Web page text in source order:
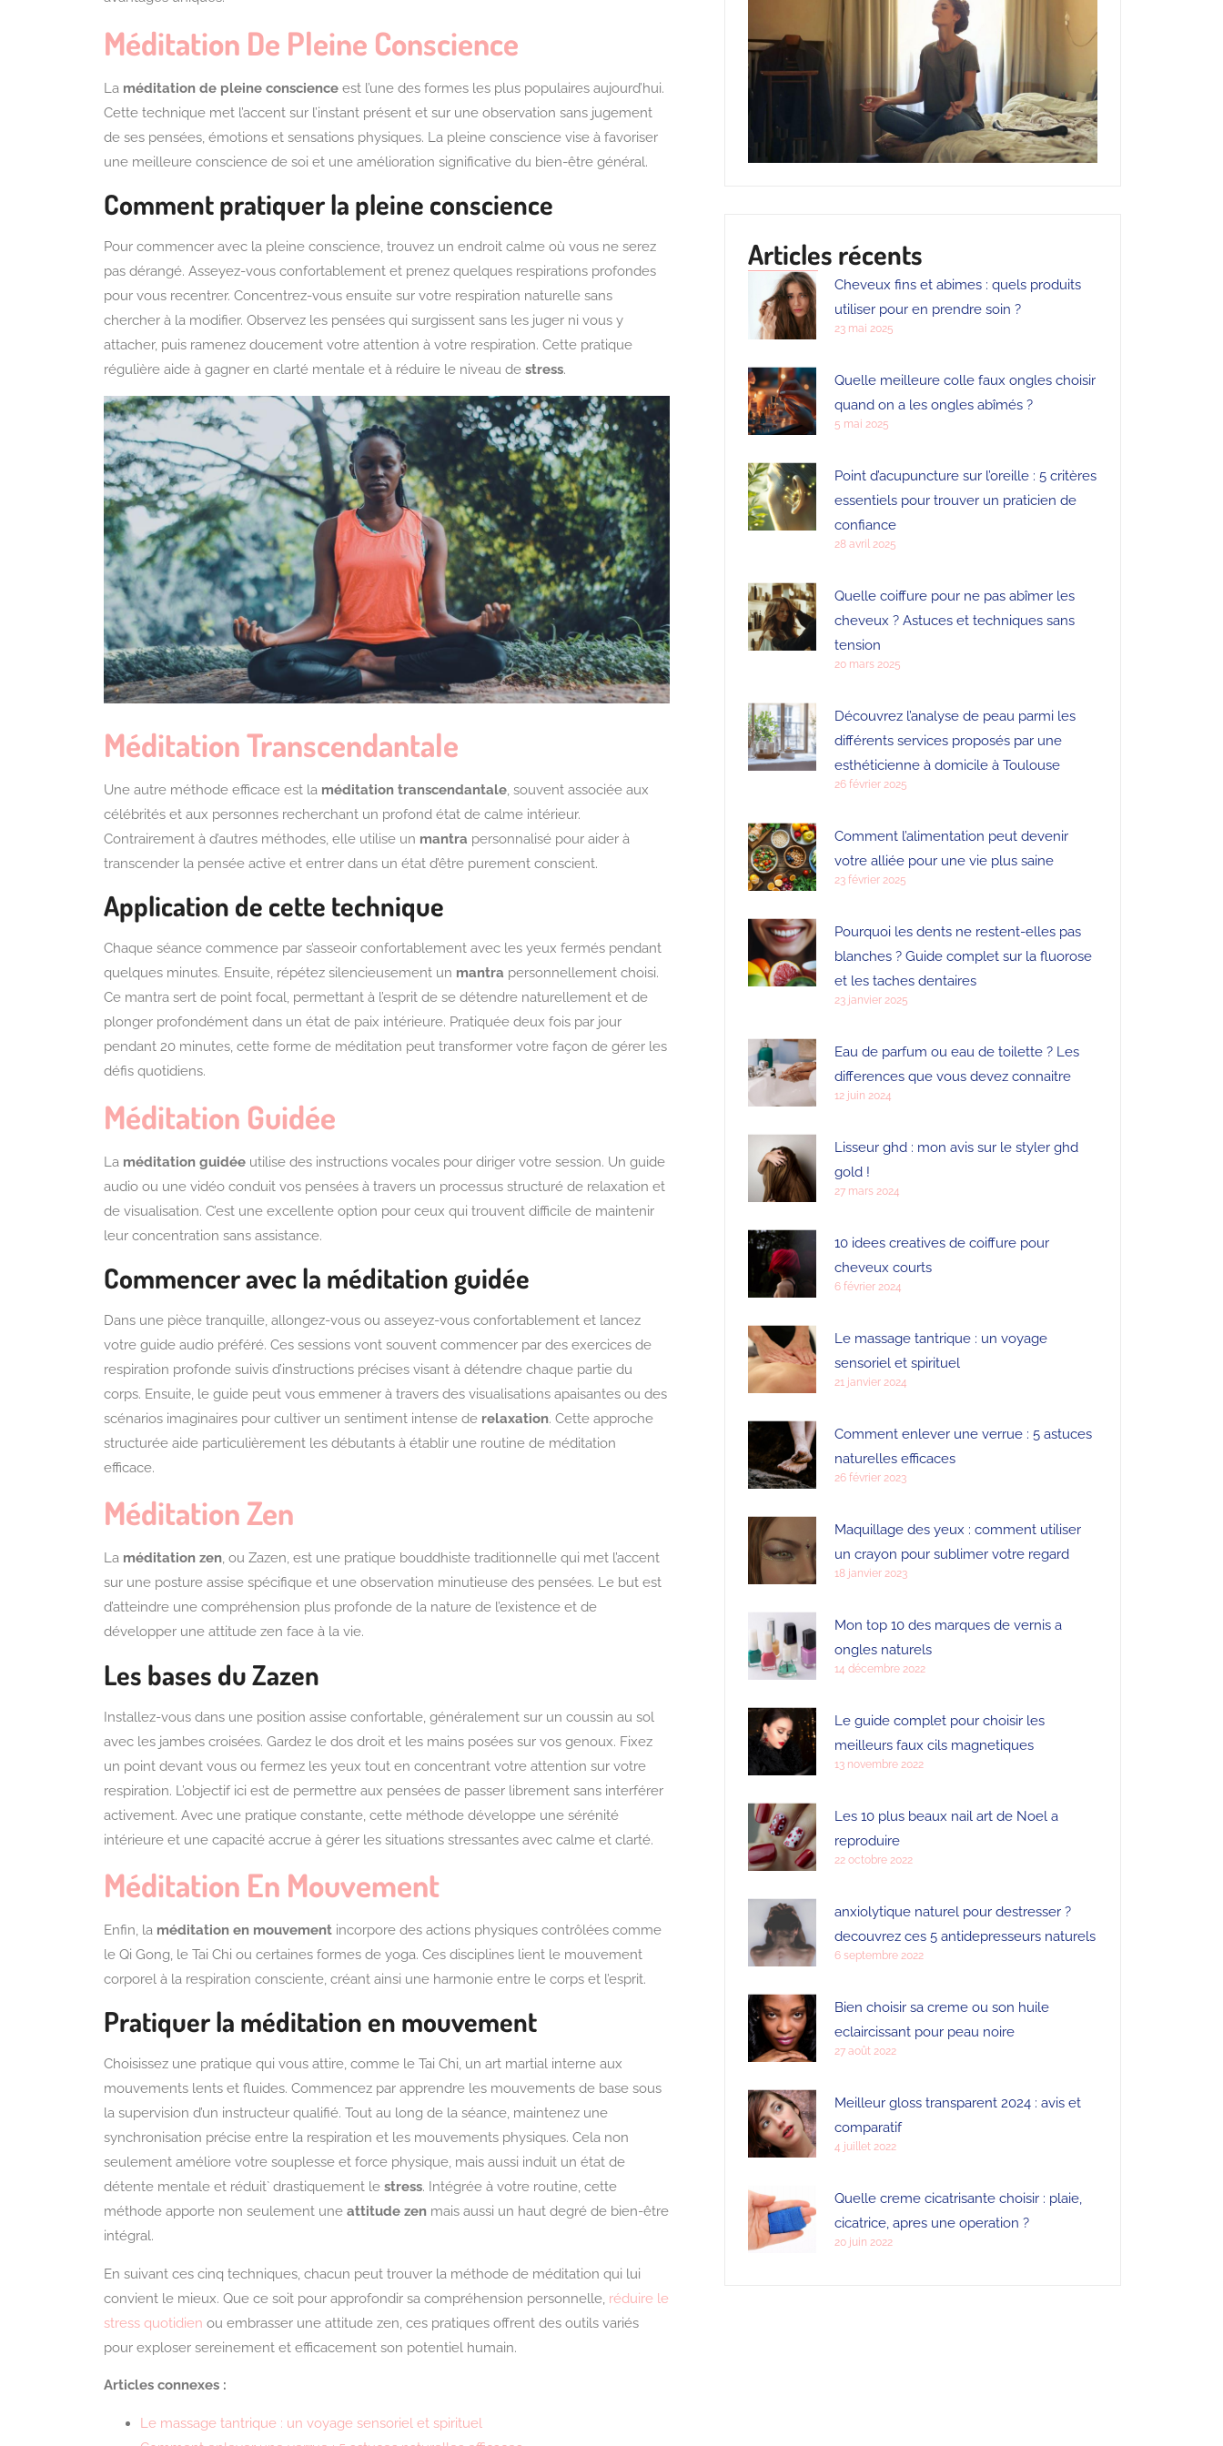
Méditation De Pleine Conscience
La méditation de pleine conscience est l’une des formes les plus populaires aujourd’hui.
Cette technique met l’accent sur l’instant présent et sur une observation sans jugement
de ses pensées, émotions et sensations physiques. La pleine conscience vise à favoriser
une meilleure conscience de soi et une amélioration significative du bien-être général.
Comment pratiquer la pleine conscience
Pour commencer avec la pleine conscience, trouvez un endroit calme où vous ne serez
pas dérangé. Asseyez-vous confortablement et prenez quelques respirations profondes
pour vous recentrer. Concentrez-vous ensuite sur votre respiration naturelle sans
chercher à la modifier. Observez les pensées qui surgissent sans les juger ni vous y
attacher, puis ramenez doucement votre attention à votre respiration. Cette pratique
régulière aide à gagner en clarté mentale et à réduire le niveau de stress.
Méditation Transcendantale
Une autre méthode efficace est la méditation transcendantale, souvent associée aux
célébrités et aux personnes recherchant un profond état de calme intérieur.
Contrairement à d’autres méthodes, elle utilise un mantra personnalisé pour aider à
transcender la pensée active et entrer dans un état d’être purement conscient.
Application de cette technique
Chaque séance commence par s’asseoir confortablement avec les yeux fermés pendant
quelques minutes. Ensuite, répétez silencieusement un mantra personnellement choisi.
Ce mantra sert de point focal, permettant à l’esprit de se détendre naturellement et de
plonger profondément dans un état de paix intérieure. Pratiquée deux fois par jour
pendant 20 minutes, cette forme de méditation peut transformer votre façon de gérer les
défis quotidiens.
Méditation Guidée
La méditation guidée utilise des instructions vocales pour diriger votre session. Un guide
audio ou une vidéo conduit vos pensées à travers un processus structuré de relaxation et
de visualisation. C’est une excellente option pour ceux qui trouvent difficile de maintenir
leur concentration sans assistance.
Commencer avec la méditation guidée
Dans une pièce tranquille, allongez-vous ou asseyez-vous confortablement et lancez
votre guide audio préféré. Ces sessions vont souvent commencer par des exercices de
respiration profonde suivis d’instructions précises visant à détendre chaque partie du
corps. Ensuite, le guide peut vous emmener à travers des visualisations apaisantes ou des
scénarios imaginaires pour cultiver un sentiment intense de relaxation. Cette approche
structurée aide particulièrement les débutants à établir une routine de méditation
efficace.
Méditation Zen
La méditation zen, ou Zazen, est une pratique bouddhiste traditionnelle qui met l’accent
sur une posture assise spécifique et une observation minutieuse des pensées. Le but est
d’atteindre une compréhension plus profonde de la nature de l’existence et de
développer une attitude zen face à la vie.
Les bases du Zazen
Installez-vous dans une position assise confortable, généralement sur un coussin au sol
avec les jambes croisées. Gardez le dos droit et les mains posées sur vos genoux. Fixez
un point devant vous ou fermez les yeux tout en concentrant votre attention sur votre
respiration. L’objectif ici est de permettre aux pensées de passer librement sans interférer
activement. Avec une pratique constante, cette méthode développe une sérénité
intérieure et une capacité accrue à gérer les situations stressantes avec calme et clarté.
Méditation En Mouvement
Enfin, la méditation en mouvement incorpore des actions physiques contrôlées comme
le Qi Gong, le Tai Chi ou certaines formes de yoga. Ces disciplines lient le mouvement
corporel à la respiration consciente, créant ainsi une harmonie entre le corps et l’esprit.
Pratiquer la méditation en mouvement
Choisissez une pratique qui vous attire, comme le Tai Chi, un art martial interne aux
mouvements lents et fluides. Commencez par apprendre les mouvements de base sous
la supervision d’un instructeur qualifié. Tout au long de la séance, maintenez une
synchronisation précise entre la respiration et les mouvements physiques. Cela non
seulement améliore votre souplesse et force physique, mais aussi induit un état de
détente mentale et réduit` drastiquement le stress. Intégrée à votre routine, cette
méthode apporte non seulement une attitude zen mais aussi un haut degré de bien-être
intégral.
En suivant ces cinq techniques, chacun peut trouver la méthode de méditation qui lui
convient le mieux. Que ce soit pour approfondir sa compréhension personnelle, réduire le
stress quotidien ou embrasser une attitude zen, ces pratiques offrent des outils variés
pour exploser sereinement et efficacement son potentiel humain.
Articles connexes :
Le massage tantrique : un voyage sensoriel et spirituel
Articles récents
Cheveux fins et abimes : quels produits
utiliser pour en prendre soin ?
23 mai 2025
Quelle meilleure colle faux ongles choisir
quand on a les ongles abîmés ?
5 mai 2025
Point d’acupuncture sur l’oreille : 5 critères
essentiels pour trouver un praticien de
confiance
28 avril 2025
Quelle coiffure pour ne pas abîmer les
cheveux ? Astuces et techniques sans
tension
20 mars 2025
Découvrez l’analyse de peau parmi les
différents services proposés par une
esthéticienne à domicile à Toulouse
26 février 2025
Comment l’alimentation peut devenir
votre alliée pour une vie plus saine
23 février 2025
Pourquoi les dents ne restent-elles pas
blanches ? Guide complet sur la fluorose
et les taches dentaires
23 janvier 2025
Eau de parfum ou eau de toilette ? Les
differences que vous devez connaitre
12 juin 2024
Lisseur ghd : mon avis sur le styler ghd
gold !
27 mars 2024
10 idees creatives de coiffure pour
cheveux courts
6 février 2024
Le massage tantrique : un voyage
sensoriel et spirituel
21 janvier 2024
Comment enlever une verrue : 5 astuces
naturelles efficaces
26 février 2023
Maquillage des yeux : comment utiliser
un crayon pour sublimer votre regard
18 janvier 2023
Mon top 10 des marques de vernis a
ongles naturels
14 décembre 2022
Le guide complet pour choisir les
meilleurs faux cils magnetiques
13 novembre 2022
Les 10 plus beaux nail art de Noel a
reproduire
22 octobre 2022
anxiolytique naturel pour destresser ?
decouvrez ces 5 antidepresseurs naturels
6 septembre 2022
Bien choisir sa creme ou son huile
eclaircissant pour peau noire
27 août 2022
Meilleur gloss transparent 2024 : avis et
comparatif
4 juillet 2022
Quelle creme cicatrisante choisir : plaie,
cicatrice, apres une operation ?
20 juin 2022